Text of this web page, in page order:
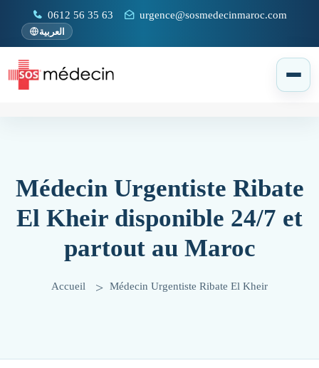
0612 56 35 63 urgence@sosmedecinmaroc.com
العربية
Médecin Urgentiste Ribate
El Kheir disponible 24/7 et
partout au Maroc
Accueil Médecin Urgentiste Ribate El Kheir